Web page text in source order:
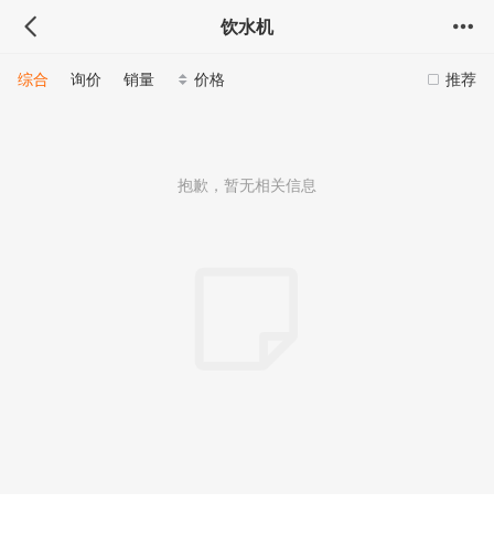
饮水机
推荐
综合 询价 销量 价格
抱歉，暂无相关信息